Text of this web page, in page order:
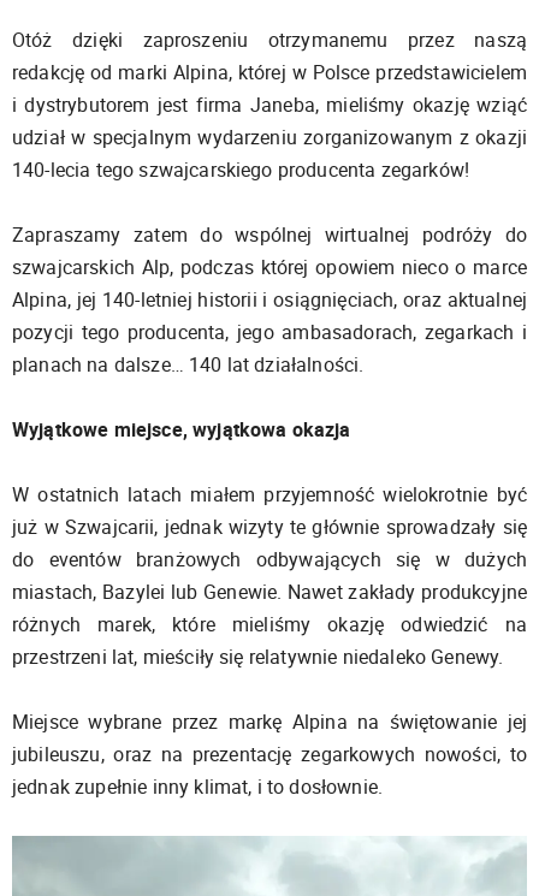
Otóż dzięki zaproszeniu otrzymanemu przez naszą
redakcję od marki Alpina, której w Polsce przedstawicielem
i dystrybutorem jest firma Janeba, mieliśmy okazję wziąć
udział w specjalnym wydarzeniu zorganizowanym z okazji
140-lecia tego szwajcarskiego producenta zegarków!
Zapraszamy zatem do wspólnej wirtualnej podróży do
szwajcarskich Alp, podczas której opowiem nieco o marce
Alpina, jej 140-letniej historii i osiągnięciach, oraz aktualnej
pozycji tego producenta, jego ambasadorach, zegarkach i
planach na dalsze… 140 lat działalności.
Wyjątkowe miejsce, wyjątkowa okazja
W ostatnich latach miałem przyjemność wielokrotnie być
już w Szwajcarii, jednak wizyty te głównie sprowadzały się
do eventów branżowych odbywających się w dużych
miastach, Bazylei lub Genewie. Nawet zakłady produkcyjne
różnych marek, które mieliśmy okazję odwiedzić na
przestrzeni lat, mieściły się relatywnie niedaleko Genewy.
Miejsce wybrane przez markę Alpina na świętowanie jej
jubileuszu, oraz na prezentację zegarkowych nowości, to
jednak zupełnie inny klimat, i to dosłownie.